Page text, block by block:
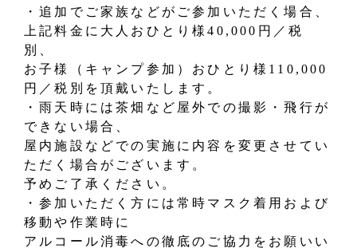
・追加でご家族などがご参加いただく場合、
上記料金に大人おひとり様40,000円／税
別、
お子様（キャンプ参加）おひとり様110,000
円／税別を頂戴いたします。
・雨天時には茶畑など屋外での撮影・飛行が
できない場合、
屋内施設などでの実施に内容を変更させてい
ただく場合がございます。
予めご了承ください。
・参加いただく方には常時マスク着用および
移動や作業時に
アルコール消毒への徹底のご協力をお願いい